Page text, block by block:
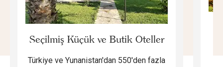
Seçilmiş Küçük ve Butik Oteller
Türkiye ve Yunanistan'dan 550'den fazla